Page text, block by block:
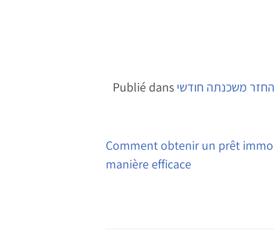
Publié dans החזר משכנתה חודשי
de
l’article
Comment obtenir un prêt
manière efficace